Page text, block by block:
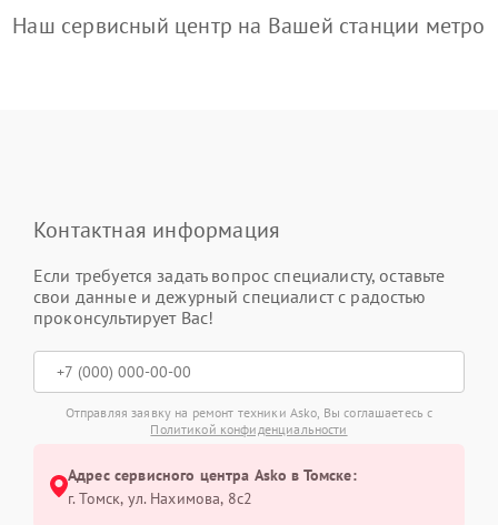
Наш сервисный центр на Вашей станции метро
Контактная информация
Если требуется задать вопрос специалисту, оставьте
свои данные и дежурный специалист с радостью
проконсультирует Вас!
Отправляя заявку на ремонт техники Asko, Вы соглашаетесь с
Политикой конфиденциальности
Адрес сервисного центра Asko в Томске:
г. Томск, ул. Нахимова, 8с2